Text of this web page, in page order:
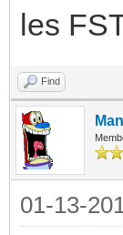
les
Find
01-13-